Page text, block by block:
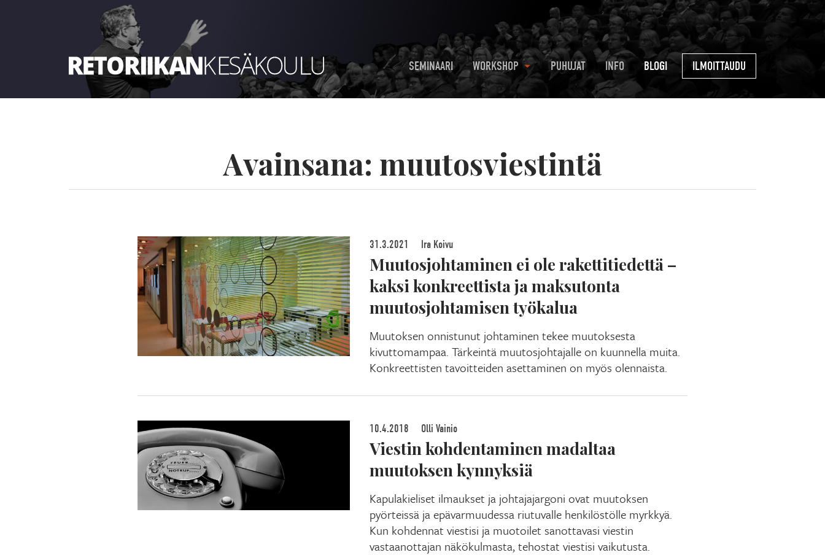
SEMINAARI WORKSHOP PUHUJAT INFO BLOGI ILMOITTAUDU
Avainsana: muutosviestintä
31.3.2021 Ira Koivu
Muutosjohtaminen ei ole rakettitiedettä –
kaksi konkreettista ja maksutonta
muutosjohtamisen työkalua
Muutoksen onnistunut johtaminen tekee muutoksesta
kivuttomampaa. Tärkeintä muutosjohtajalle on kuunnella muita.
Konkreettisten tavoitteiden asettaminen on myös olennaista.
10.4.2018 Olli Vainio
Viestin kohdentaminen madaltaa
muutoksen kynnyksiä
Kapulakieliset ilmaukset ja johtajajargoni ovat muutoksen
pyörteissä ja epävarmuudessa riutuvalle henkilöstölle myrkkyä.
Kun kohdennat viestisi ja muotoilet sanottavasi viestin
vastaanottajan näkökulmasta, tehostat viestisi vaikutusta.